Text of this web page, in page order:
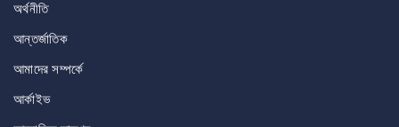
অর্থনীতি
আন্তর্জাতিক
আমাদের সম্পর্কে
আর্কাইভ